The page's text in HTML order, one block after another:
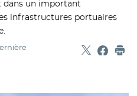
dans un important
infrastructures portuaires
Partager
- Nouvelle
-